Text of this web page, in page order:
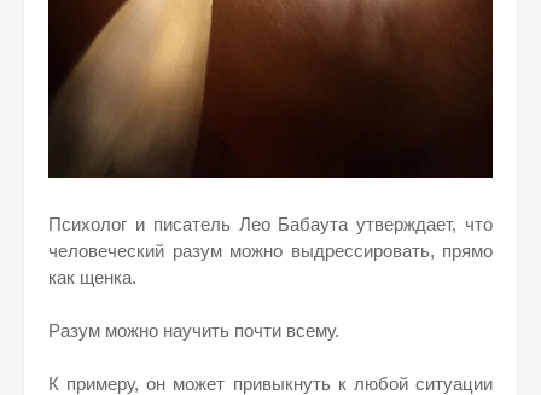
Психолог и писатель Лео Бабаута утверждает, что
человеческий разум можно выдрессировать, прямо
как щенка.
Разум можно научить почти всему.
К примеру, он может привыкнуть к любой ситуации